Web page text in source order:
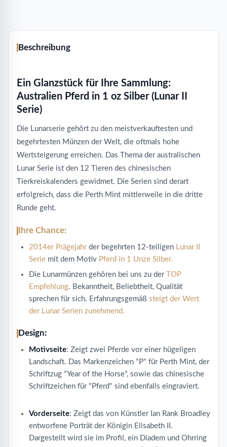
Beschreibung
Ein Glanzstück für Ihre Sammlung:
Australien Pferd in 1 oz Silber (Lunar II
Serie)
Die Lunarserie gehört zu den meistverkauftesten und
begehrtesten Münzen der Welt, die oftmals hohe
Wertsteigerung erreichen. Das Thema der australischen
Lunar Serie ist den 12 Tieren des chinesischen
Tierkreiskalenders gewidmet. Die Serien sind derart
erfolgreich, dass die Perth Mint mittlerweile in die dritte
Runde geht.
Ihre Chance:
2014er Prägejahr der begehrten 12-teiligen Lunar II
Serie mit dem Motiv Pferd in 1 Unze Silber.
Die Lunarmünzen gehören bei uns zu der
TOP
Empfehlung. Bekanntheit, Beliebtheit, Qualität
sprechen für sich. Erfahrungsgemäß steigt der Wert
der Lunar Serien zunehmend.
Design:
Motivseite: Zeigt zwei Pferde vor einer hügeligen
Landschaft. Das Markenzeichen "P" für Perth Mint, der
Schriftzug "Year of the Horse", sowie das chinesische
Schriftzeichen für "Pferd" sind ebenfalls eingraviert.
Vorderseite: Zeigt das von Künstler Ian Rank Broadley
entworfene Porträt der Königin Elisabeth II.
Dargestellt wird sie im Profil, ein Diadem und Ohrring